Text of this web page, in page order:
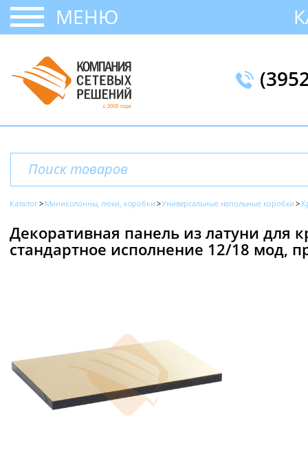
МЕНЮ
Каталог Миниколонны, люки, коробки Универсальные напольные коробки
Декоративная панель из латуни для
стандартное исполнение 12/18 мод,